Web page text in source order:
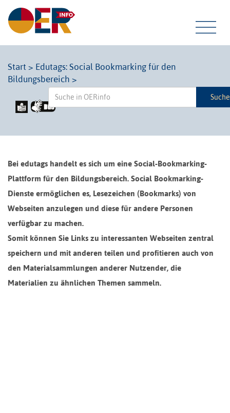
Start > Edutags: Social Bookmarking für den
Bildungsbereich >
Bei edutags handelt es sich um eine Social-Bookmarking-
Plattform für den Bildungsbereich. Social Bookmarking-
Dienste ermöglichen es, Lesezeichen (Bookmarks) von
Webseiten anzulegen und diese für andere Personen
verfügbar zu machen.
Somit können Sie Links zu interessanten Webseiten zentral
speichern und mit anderen teilen und profitieren auch von
den Materialsammlungen anderer Nutzender, die
Materialien zu ähnlichen Themen sammeln.